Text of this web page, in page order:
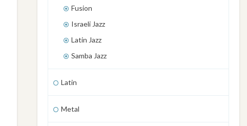
Fusion
Israeli Jazz
Latin Jazz
Samba Jazz
Latin
Metal